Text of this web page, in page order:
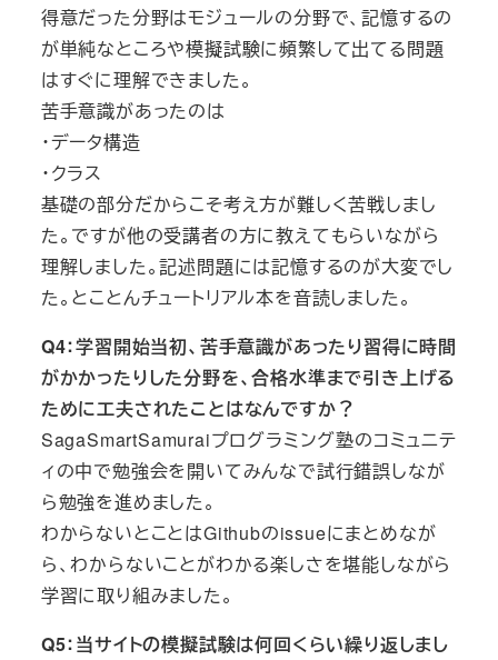
得意だった分野はモジュールの分野で、記憶するの
が単純なところや模擬試験に頻繁して出てる問題
はすぐに理解できました。
苦手意識があったのは
・データ構造
・クラス
基礎の部分だからこそ考え方が難しく苦戦しまし
た。ですが他の受講者の方に教えてもらいながら
理解しました。記述問題には記憶するのが大変でし
た。とことんチュートリアル本を音読しました。
Q4：学習開始当初、苦手意識があったり習得に時間
がかかったりした分野を、合格水準まで引き上げる
ために工夫されたことはなんですか？
SagaSmartSamuraiプログラミング塾のコミュニテ
ィの中で勉強会を開いてみんなで試行錯誤しなが
ら勉強を進めました。
わからないとことはGithubのissueにまとめなが
ら、わからないことがわかる楽しさを堪能しながら
学習に取り組みました。
Q5：当サイトの模擬試験は何回くらい繰り返しまし